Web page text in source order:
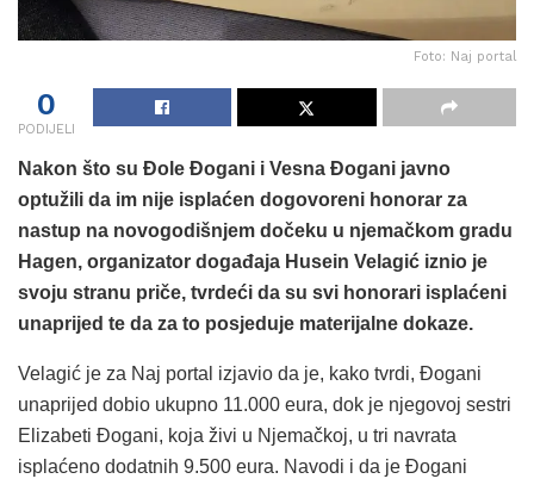
Foto: Naj portal
0
PODIJELI
Nakon što su Đole Đogani i Vesna Đogani javno
optužili da im nije isplaćen dogovoreni honorar za
nastup na novogodišnjem dočeku u njemačkom gradu
Hagen, organizator događaja Husein Velagić iznio je
svoju stranu priče, tvrdeći da su svi honorari isplaćeni
unaprijed te da za to posjeduje materijalne dokaze.
Velagić je za Naj portal izjavio da je, kako tvrdi, Đogani
unaprijed dobio ukupno 11.000 eura, dok je njegovoj sestri
Elizabeti Đogani, koja živi u Njemačkoj, u tri navrata
isplaćeno dodatnih 9.500 eura. Navodi i da je Đogani